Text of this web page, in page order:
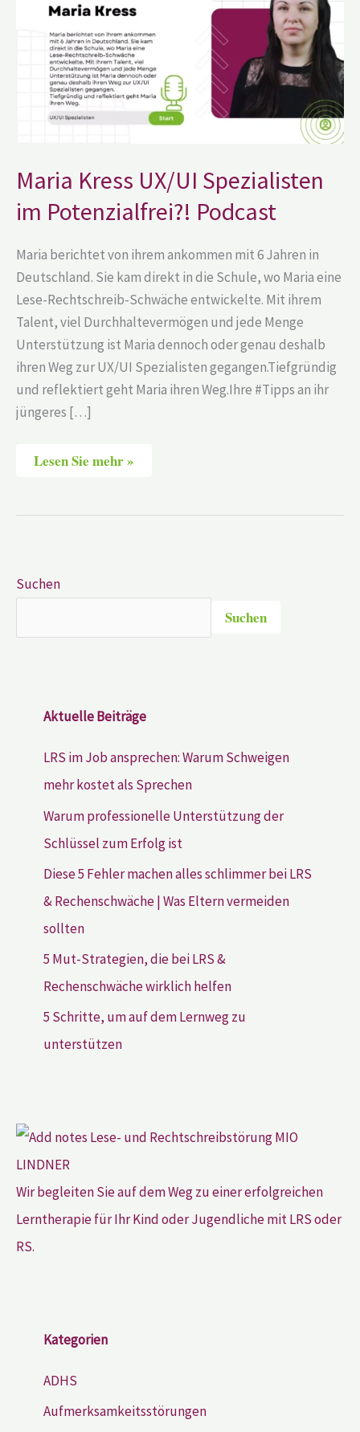
Maria Kress UX/UI Spezialisten
im Potenzialfrei?! Podcast
Maria berichtet von ihrem ankommen mit 6 Jahren in
Deutschland. Sie kam direkt in die Schule, wo Maria eine
Lese-Rechtschreib-Schwäche entwickelte. Mit ihrem
Talent, viel Durchhaltevermögen und jede Menge
Unterstützung ist Maria dennoch oder genau deshalb
ihren Weg zur UX/UI Spezialisten gegangen.Tiefgründig
und reflektiert geht Maria ihren Weg.Ihre #Tipps an ihr
jüngeres […]
Spezialisten
Potenzialfrei?!
Podcast
Lesen Sie mehr »
Suchen
Suchen
Aktuelle Beiträge
LRS im Job ansprechen: Warum Schweigen
mehr kostet als Sprechen
Warum professionelle Unterstützung der
Schlüssel zum Erfolg ist
Diese 5 Fehler machen alles schlimmer bei LRS
& Rechenschwäche | Was Eltern vermeiden
sollten
5 Mut-Strategien, die bei LRS &
Rechenschwäche wirklich helfen
5 Schritte, um auf dem Lernweg zu
unterstützen
Wir begleiten Sie auf dem Weg zu einer erfolgreichen
Lerntherapie für Ihr Kind oder Jugendliche mit LRS oder
RS.
Kategorien
ADHS
Aufmerksamkeitsstörungen